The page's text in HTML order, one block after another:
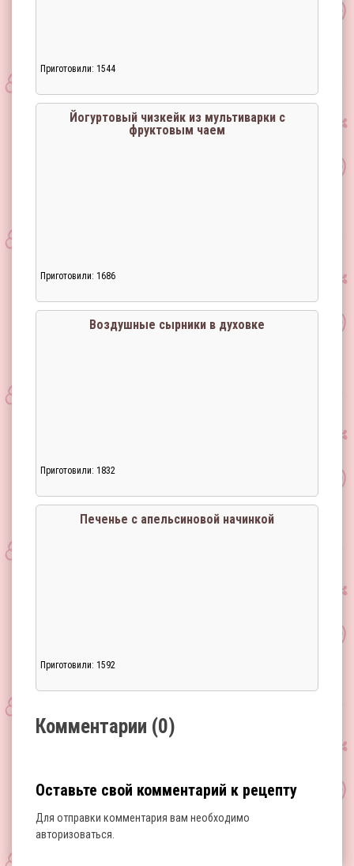
Загрузка...
Приготовили: 1544
Йогуртовый чизкейк из мультиварки с
фруктовым чаем
Приготовили: 1686
Воздушные сырники в духовке
Приготовили: 1832
Печенье с апельсиновой начинкой
Приготовили: 1592
Комментарии (0)
Оставьте свой комментарий к рецепту
Для отправки комментария вам необходимо
авторизоваться